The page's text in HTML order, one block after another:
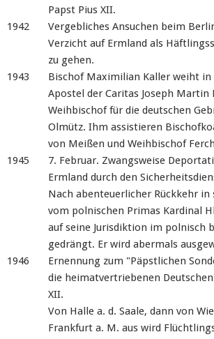
Papst Pius XII.
1942
Vergebliches Ansuchen beim
Verzicht auf Ermland als
zu gehen.
1943
Bischof Maximilian Kaller weiht in
Apostel der Caritas Joseph Martin
Weihbischof für die deutschen
Olmütz. Ihm assistieren
von Meißen und Weihbischof
1945
7. Februar. Zwangsweise
Ermland durch den
Nach abenteuerlicher Rückkehr
vom polnischen Primas Kardinal
auf seine Jurisdiktion im polnisch
gedrängt. Er wird abermals
1946
Ernennung zum "Päpstlichen
die heimatvertriebenen
XII.
Von Halle a. d. Saale, dann von
Frankfurt a. M. aus wird